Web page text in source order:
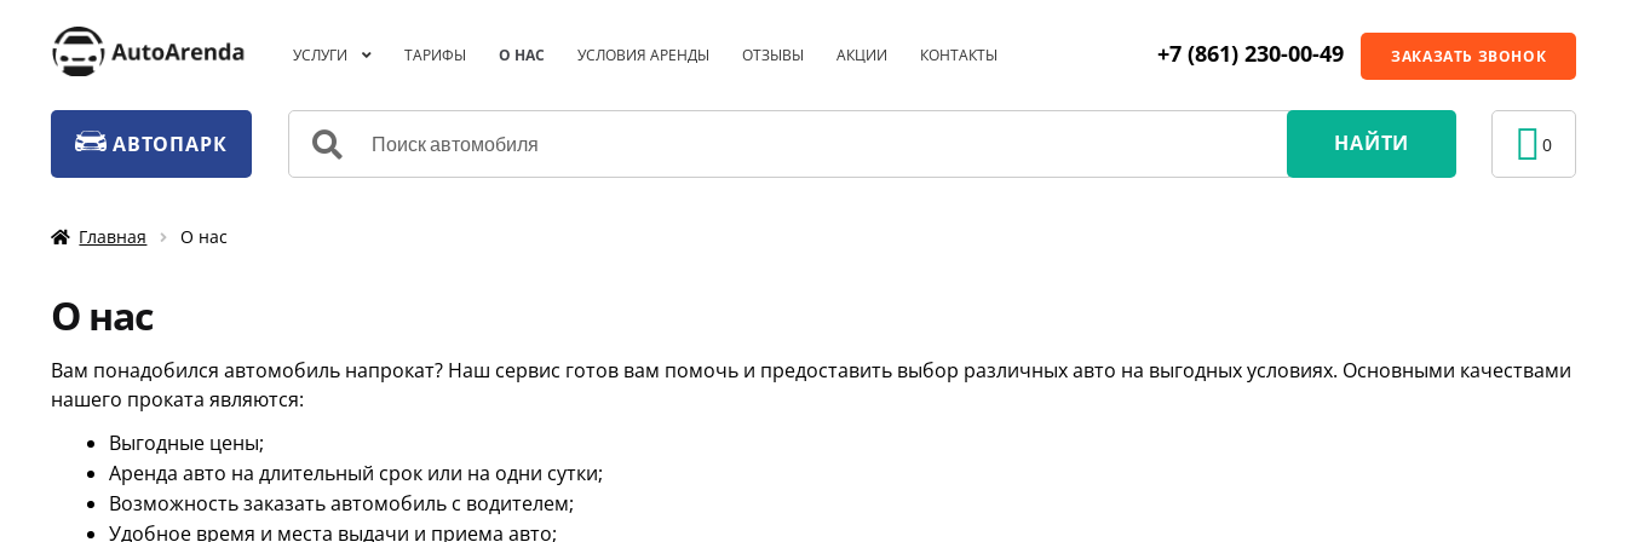
УСЛУГИ ТАРИФЫ О НАС УСЛОВИЯ АРЕНДЫ ОТЗЫВЫ АКЦИИ КОНТАКТЫ +7 (861) 230-00-49 ЗАКАЗАТЬ ЗВОНОК
АВТОПАРК
Искать:
НАЙТИ 0
Главная О нас
О нас
Вам понадобился автомобиль напрокат? Наш сервис готов вам помочь и предоставить выбор различных авто на выгодных условиях. Основными качествами
нашего проката являются:
Выгодные цены;
Аренда авто на длительный срок или на одни сутки;
Возможность заказать автомобиль с водителем;
Удобное время и места выдачи и приема авто;